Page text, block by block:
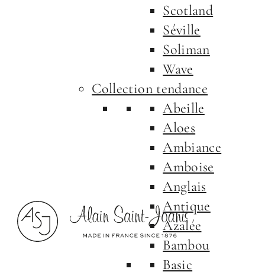
Scotland
Séville
Soliman
Wave
Collection tendance
Abeille
Aloes
Ambiance
Amboise
Anglais
Antique
Azalée
Bambou
Basic